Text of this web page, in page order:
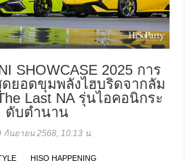
SHOWCASE 2025 การ
ยอดขุมพลังไฮบริดจากลัม
Last NA รุ่นไอคอนิกระ
ดับตำนาน
กันยายน 2568, 10:13 น.
HISO HAPPENING